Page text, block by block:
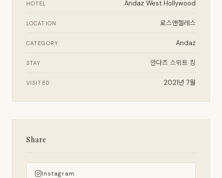
HOTEL Andaz West Hollywood
LOCATION 로스앤젤레스
CATEGORY Andaz
STAY 안다즈 스위트 킹
VISITED 2021년 7월
Share
Instagram